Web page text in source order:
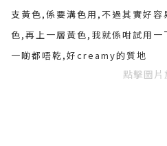
支黃色,係要溝色用,不過其實好
色,再上一層黃色,我就係咁試用
一啲都唔乾,好creamy的質地
點擊圖片